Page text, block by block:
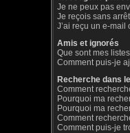
Je ne peux pas
Je reçois sans
J’ai reçu un e-mail
Amis et ignorés
Que sont mes
Comment puis-je
Recherche dans
Comment
Pourquoi ma
Pourquoi ma
Comment
Comment puis-je